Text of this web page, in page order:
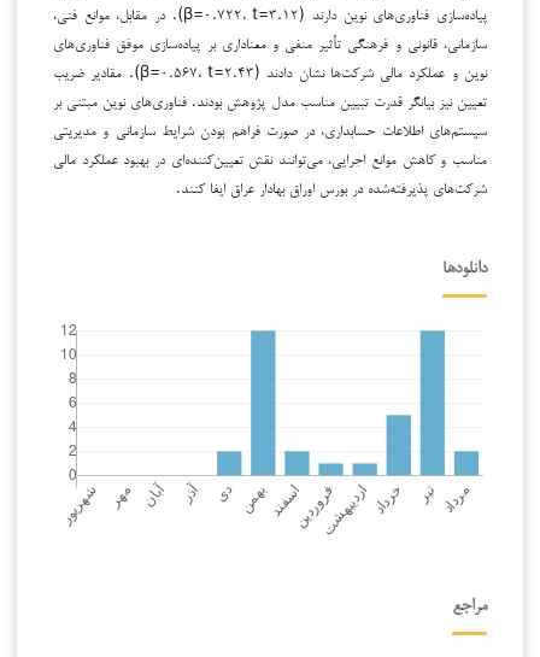
پیاده‌سازی فناوری‌های نوین دارند (β=۰.۷۲۲، t=۳.۱۲). در مقابل، موانع فنی،
سازمانی، قانونی و فرهنگی تأثیر منفی و معناداری بر پیاده‌سازی موفق فناوری‌های
نوین و عملکرد مالی شرکت‌ها نشان دادند (β=۰.۵۶۷، t=۲.۴۳). مقادیر ضریب
تعیین نیز بیانگر قدرت تبیین مناسب مدل پژوهش بودند. فناوری‌های نوین مبتنی بر
سیستم‌های اطلاعات حسابداری، در صورت فراهم بودن شرایط سازمانی و مدیریتی
مناسب و کاهش موانع اجرایی، می‌توانند نقش تعیین‌کننده‌ای در بهبود عملکرد مالی
شرکت‌های پذیرفته‌شده در بورس اوراق بهادار عراق ایفا کنند.
دانلودها
مراجع